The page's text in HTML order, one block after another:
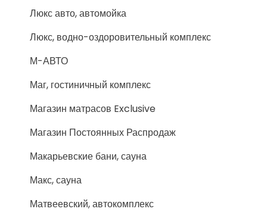
Люкс авто, автомойка
Люкс, водно-оздоровительный комплекс
М-АВТО
Маг, гостиничный комплекс
Магазин матрасов Exclusive
Магазин Постоянных Распродаж
Макарьевские бани, сауна
Макс, сауна
Матвеевский, автокомплекс